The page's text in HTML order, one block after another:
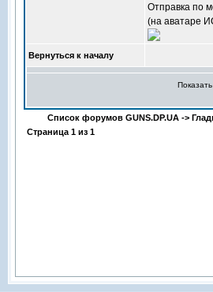
Отправка по
(на аватаре
Вернуться к началу
Список форумов GUNS.DP.UA ->
Страница 1 из 1